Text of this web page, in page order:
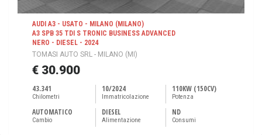
AUDI A3 - USATO - MILANO (MILANO)
A3 SPB 35 TDI S TRONIC BUSINESS ADVANCED
NERO - DIESEL - 2024
TOMASI AUTO SRL - MILANO (MI)
€ 30.900
43.341
Chilometri
10/2024
Immatricolazione
110KW (150CV)
Potenza
AUTOMATICO
Cambio
DIESEL
Alimentazione
ND
Consumi